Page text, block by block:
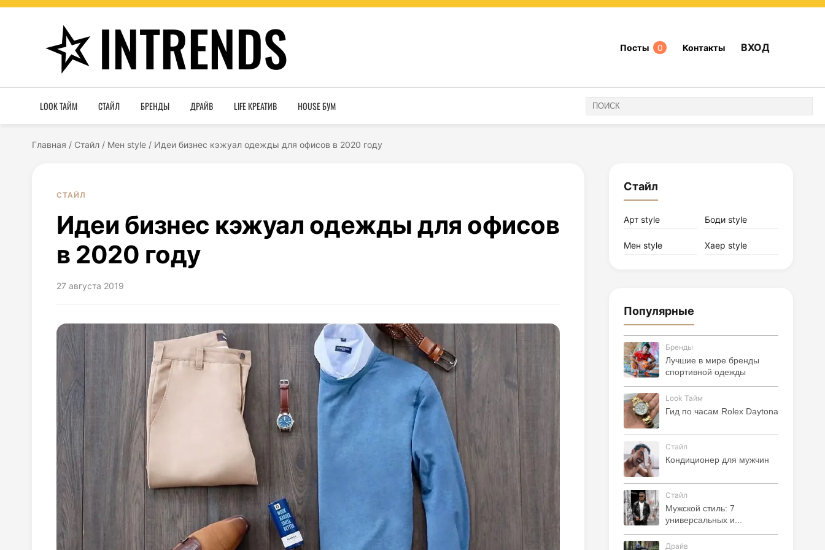
INTRENDS Посты 0 Контакты ВХОД
LOOK ТАЙМ СТАЙЛ БРЕНДЫ ДРАЙВ LIFE КРЕАТИВ HOUSE БУМ
Главная / Стайл / Мен style / Идеи бизнес кэжуал одежды для офисов в 2020 году
СТАЙЛ
Идеи бизнес кэжуал одежды для офисов
в 2020 году
27 августа 2019
Стайл
Арт style Боди style
Мен style Хаер style
Популярные
Бренды
Лучшие в мире бренды
спортивной одежды
Look Тайм
Гид по часам Rolex Daytona
Стайл
Кондиционер для мужчин
Стайл
Мужской стиль: 7
универсальных и...
Драйв